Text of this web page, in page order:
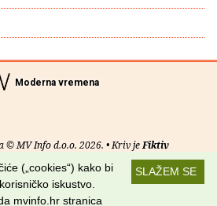
Moderna vremena
© MV Info d.o.o. 2026. • Kriv jeFiktiv
• Uvjeti korištenja•RSS kanaliSLAŽEM SE
(„cookies“) kako bi
iskustvo.
mvinfo.hr stranica